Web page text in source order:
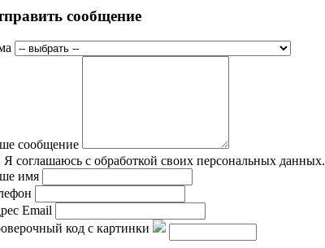
сообщение
сообщение
Я соглашаюсь с обработкой своих персональных данных.
имя
Email
код с картинки